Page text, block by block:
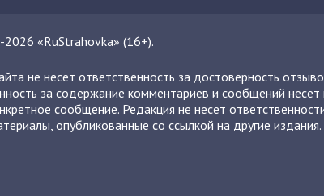
«RuStrahovka» (16+).
не несет ответственность за достоверность
за содержание комментариев и сообщений несет
сообщение. Редакция не несет
опубликованные со ссылкой на другие издания.